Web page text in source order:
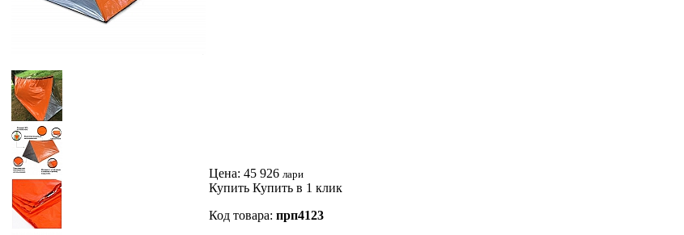
Цена: 45 926 лари
Купить Купить в 1 клик
Код товара: прп4123